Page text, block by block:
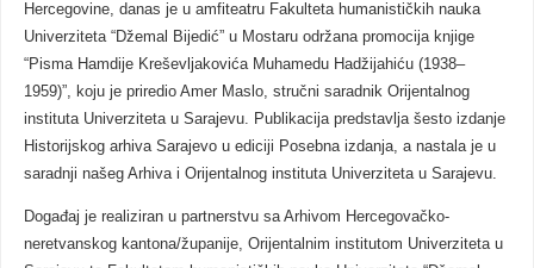
Hercegovine, danas je u amfiteatru Fakulteta humanističkih nauka
Univerziteta “Džemal Bijedić” u Mostaru održana promocija knjige
“Pisma Hamdije Kreševljakovića Muhamedu Hadžijahiću (1938–
1959)”, koju je priredio Amer Maslo, stručni saradnik Orijentalnog
instituta Univerziteta u Sarajevu. Publikacija predstavlja šesto izdanje
Historijskog arhiva Sarajevo u ediciji Posebna izdanja, a nastala je u
saradnji našeg Arhiva i Orijentalnog instituta Univerziteta u Sarajevu.
Događaj je realiziran u partnerstvu sa Arhivom Hercegovačko-
neretvanskog kantona/županije, Orijentalnim institutom Univerziteta u